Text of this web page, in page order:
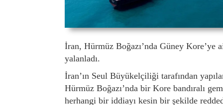
İran, Hürmüz Boğazı’nda Güney Kore’ye
yalanladı.
İran’ın Seul Büyükelçiliği tarafından
Hürmüz Boğazı’nda bir Kore bandıralı
herhangi bir iddiayı kesin bir şekilde